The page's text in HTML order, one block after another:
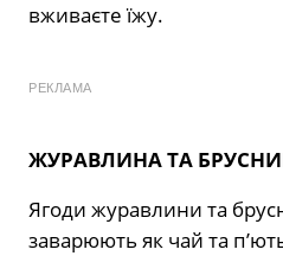
вживаєте їжу.
РЕКЛАМА
ЖУРАВЛИНА ТА
Ягоди журавлини та
заварюють як чай та